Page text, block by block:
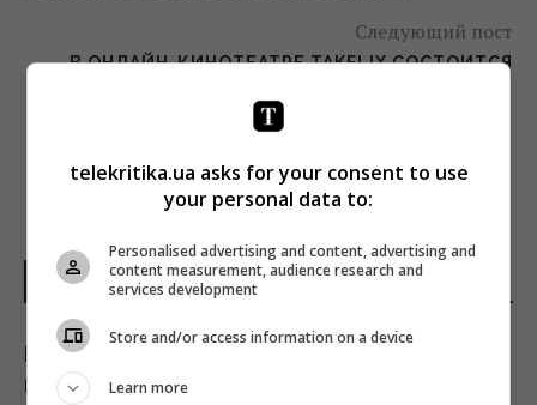
Следующий пост
В ОНЛАЙН-КИНОТЕАТРЕ TAKFLIX СОСТОИТСЯ
НОВОСТИ УКРАИНЫ
В войне произошла ключевая перемена,
которая очень не нравится Путину, - СМИ
telekritika.ua asks for your consent to use
your personal data to:
Personalised advertising and content, advertising and
content measurement, audience research and
services development
Store and/or access information on a device
Learn more